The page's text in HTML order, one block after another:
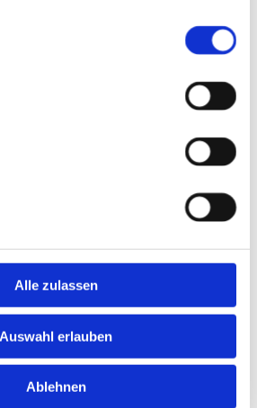
Alle zulassen
Auswahl erlauben
Ablehnen
Hademarscher Pflegeprofis.